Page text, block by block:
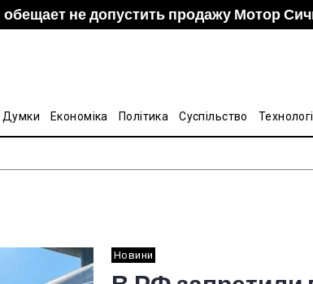
обещает не допустить продажу Мотор
заседание украинско-китайской
Skyrizon и DCH Group подали новую
ввели пошлину на стальные трубы из
Думки Економіка Політика Суспільство
Новини